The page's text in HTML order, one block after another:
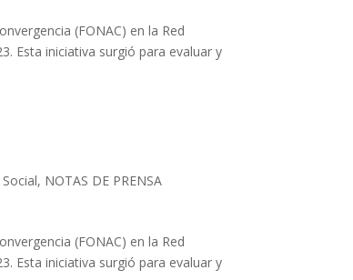
(FONAC) en la Red
Esta iniciativa surgió para evaluar y
, NOTAS DE PRENSA
(FONAC) en la Red
Esta iniciativa surgió para evaluar y